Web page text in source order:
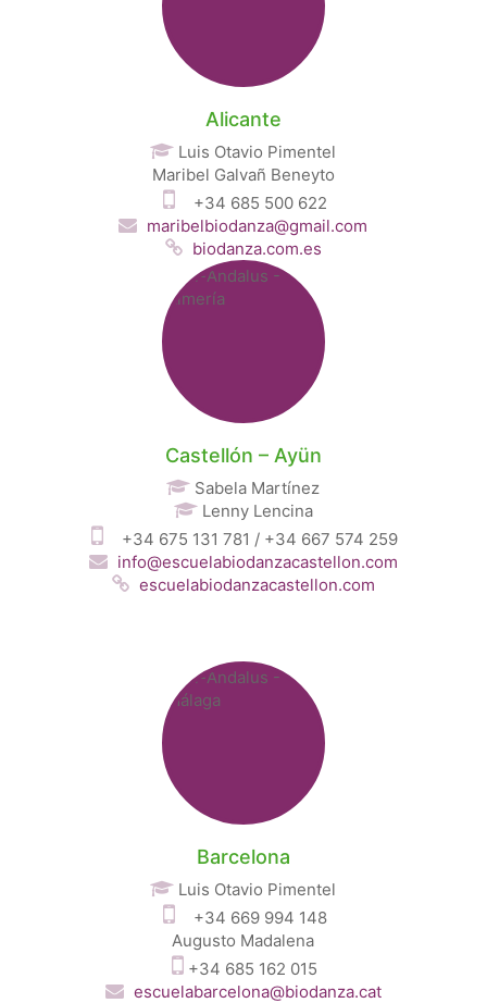
Alicante
Luis Otavio Pimentel
Maribel Galvañ Beneyto
+34 685 500 622
maribelbiodanza@gmail.com
biodanza.com.es
Castellón – Ayün
Sabela Martínez
Lenny Lencina
+34 675 131 781 / +34 667 574 259
info@escuelabiodanzacastellon.com
escuelabiodanzacastellon.com
Barcelona
Luis Otavio Pimentel
+34 669 994 148
Augusto Madalena
+34 685 162 015
escuelabarcelona@biodanza.cat